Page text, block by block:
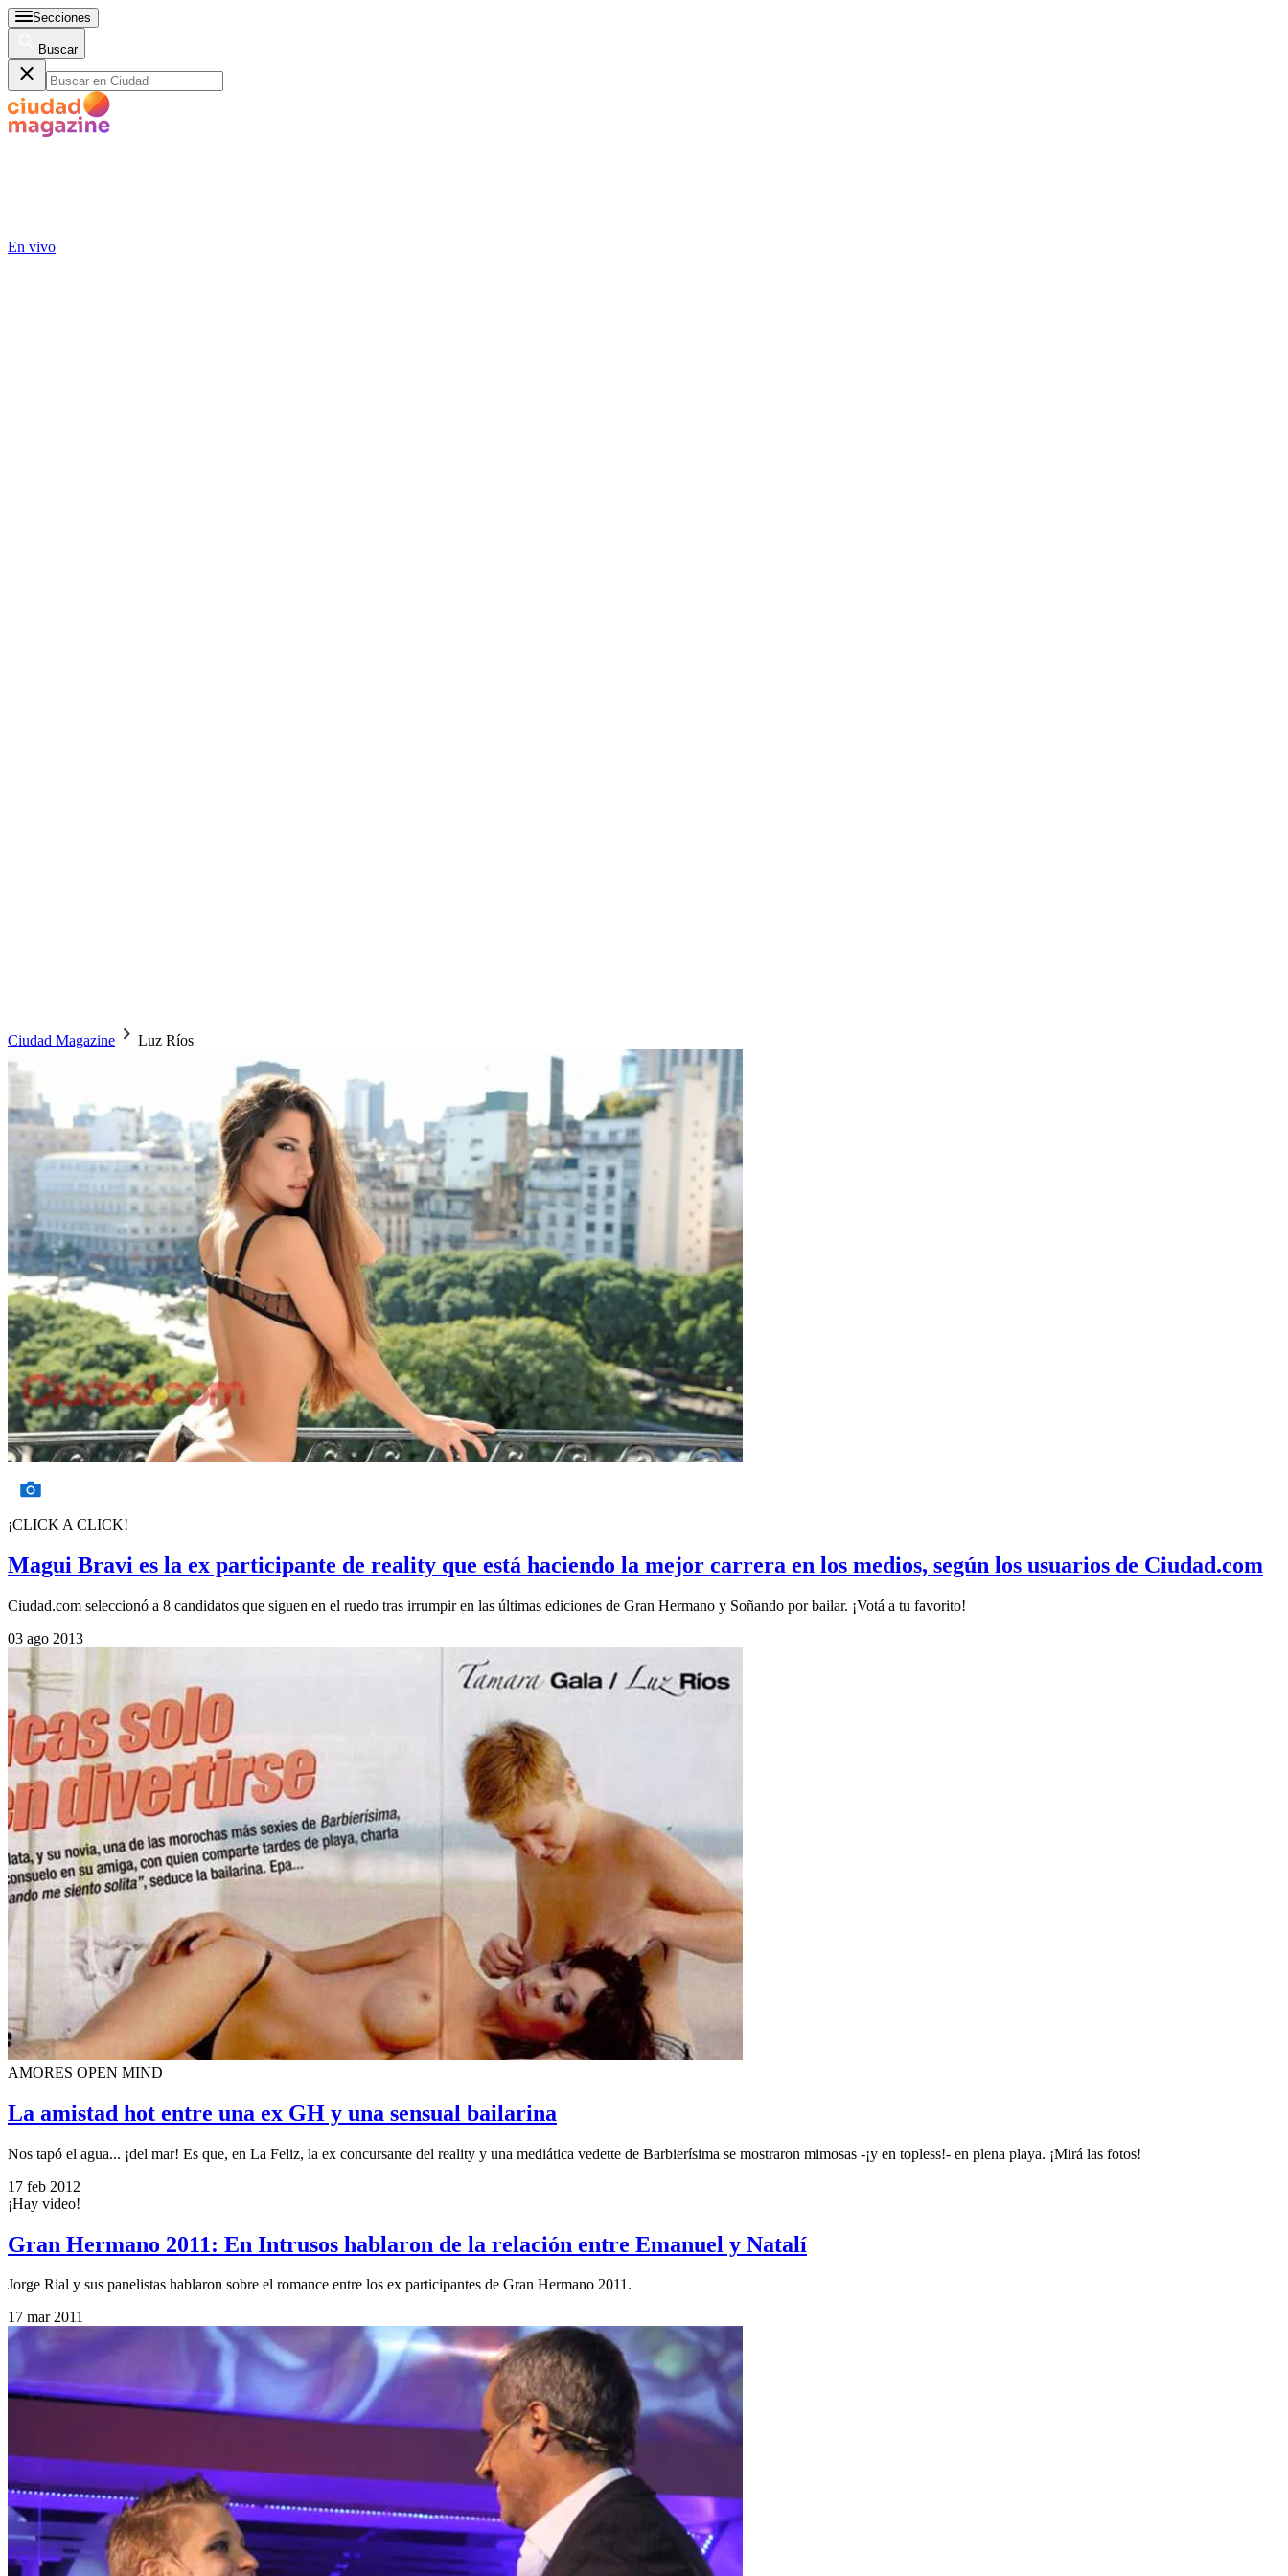
Secciones
Buscar
En vivo
Ciudad Magazine Luz Ríos
¡CLICK A CLICK!
Magui Bravi es la ex participante de reality que está haciendo la mejor carrera en los medios, según los usuarios de Ciudad.com
Ciudad.com seleccionó a 8 candidatos que siguen en el ruedo tras irrumpir en las últimas ediciones de Gran Hermano y Soñando por bailar. ¡Votá a tu favorito!
03 ago 2013
AMORES OPEN MIND
La amistad hot entre una ex GH y una sensual bailarina
Nos tapó el agua... ¡del mar! Es que, en La Feliz, la ex concursante del reality y una mediática vedette de Barbierísima se mostraron mimosas -¡y en topless!- en plena playa. ¡Mirá las fotos!
17 feb 2012
¡Hay video!
Gran Hermano 2011: En Intrusos hablaron de la relación entre Emanuel y Natalí
Jorge Rial y sus panelistas hablaron sobre el romance entre los ex participantes de Gran Hermano 2011.
17 mar 2011